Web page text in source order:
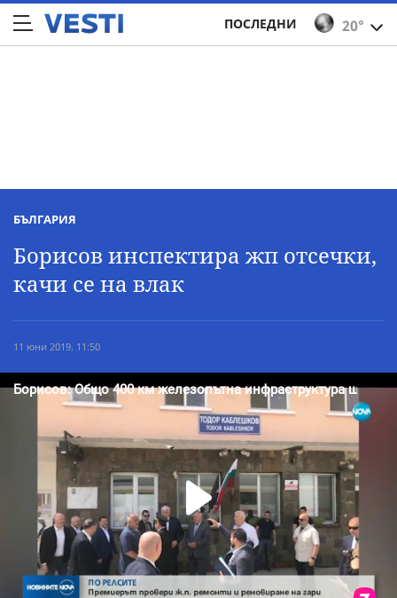
20°
ПОСЛЕДНИ
БЪЛГАРИЯ
Борисов инспектира жп отсечки,
качи се на влак
11 юни 2019, 11:50